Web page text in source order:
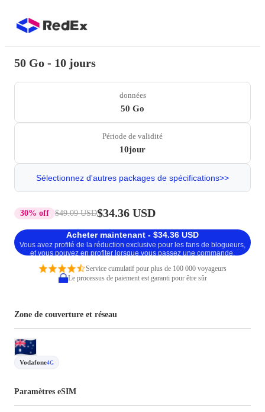
50 Go - 10 jours
données
50 Go
Période de validité
10jour
Sélectionnez d'autres packages de spécifications>>
30% off $49.09 USD$34.36 USD
Acheter maintenant - $34.36 USD
Vous avez profité de la réduction exclusive pour les fans de blogueurs,
et vous pouvez en profiter lorsque vous passez une commande.
Service cumulatif pour plus de 100 000 voyageurs
Le processus de paiement est garanti pour être sûr
Zone de couverture et réseau
Vodafone4G
Paramètres eSIM